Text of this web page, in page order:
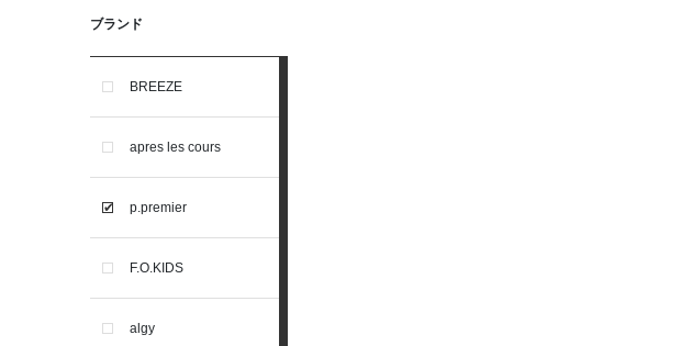
ブランド
BREEZE
apres les cours
p.premier
F.O.KIDS
algy